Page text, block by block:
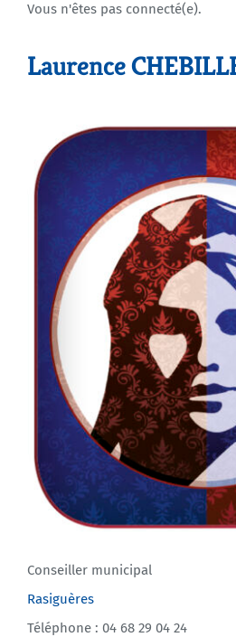
Agenda
Vous n'êtes pas connecté(e).
Laurence
Conseiller municipal
Rasiguères
Téléphone : 04 68 29 04 24